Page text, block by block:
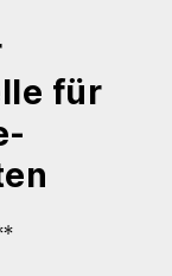
für